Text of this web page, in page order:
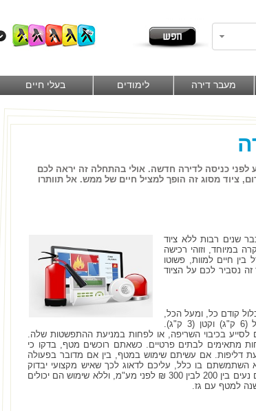
מעבר דירה לימודים בעלי חיים
לפני כניסה לדירה חדשה. אולי בהתחלה זה יראה לכם
ציוד מסוג זה הופך למציל חיים של ממש. אל תוותרו
שנים רבות ללא ציוד
במיוחד, וזוהי רכישה
חיים למוות, פשוטו
נסביר לכם על הציוד
קודם כל, ומעל הכל,
מטף איכותי. כיום ניתן למצוא מטפים לבתים בשני גדלים – גדול (6 ק"ג) וקטן (3 ק"ג).
בכיבוי השריפה, או לפחות במניעת ההתפשטות שלה.
מתאימים לבתים פרטיים. כשאתם רוכשים מטף, בדקו כי
דליפות. אם עשיתם שימוש במטף, בין אם מדובר בפעולה
השתמשתם בו כלל, עליכם לדאוג לכך שאיש מקצועי יבדוק
אותו פעם בשנה לכל הפחות ויוודא את התקינות שלו. מחירי המטפים נעים בין 200 לבין 300 ₪ לפני מע"מ, וללא שימוש הם יכולים